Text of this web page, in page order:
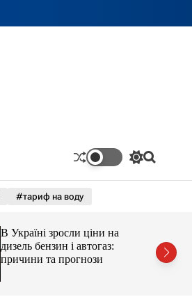
П
к
П
#тариф на воду
В Україні зросли ціни на
дизель бензин і автогаз:
причини та прогнози